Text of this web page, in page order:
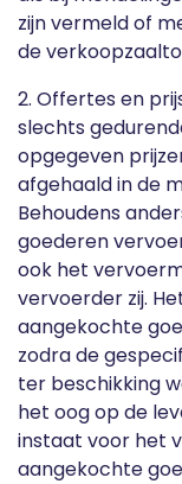
zijn vermeld of
de
2. Offertes en
slechts
opgegeven
afgehaald in de
Behoudens
goederen
ook het
vervoerder zij.
aangekochte
zodra de
ter beschikking
het oog op de
instaat voor het
aangekochte